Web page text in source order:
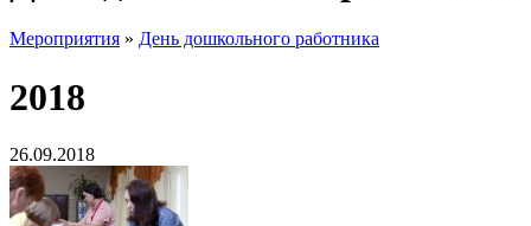
Мероприятия » День дошкольного работника
2018
26.09.2018